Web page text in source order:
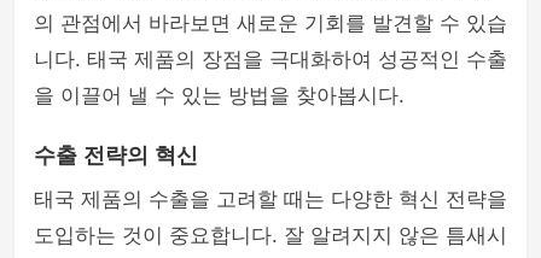
의 관점에서 바라보면 새로운 기회를 발견할 수 있습
니다. 태국 제품의 장점을 극대화하여 성공적인 수출
을 이끌어 낼 수 있는 방법을 찾아봅시다.
수출 전략의 혁신
태국 제품의 수출을 고려할 때는 다양한 혁신 전략을
도입하는 것이 중요합니다. 잘 알려지지 않은 틈새시